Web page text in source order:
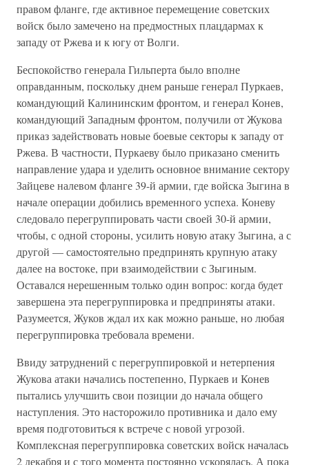
правом фланге, где активное перемещение советских
войск было замечено на предмостных плацдармах к
западу от Ржева и к югу от Волги.
Беспокойство генерала Гильперта было вполне
оправданным, поскольку днем раньше генерал Пуркаев,
командующий Калининским фронтом, и генерал Конев,
командующий Западным фронтом, получили от Жукова
приказ задействовать новые боевые секторы к западу от
Ржева. В частности, Пуркаеву было приказано сменить
направление удара и уделить основное внимание сектору
Зайцеве налевом фланге 39-й армии, где войска Зыгина в
начале операции добились временного успеха. Коневу
следовало перегруппировать части своей 30-й армии,
чтобы, с одной стороны, усилить новую атаку Зыгина, а с
другой — самостоятельно предпринять крупную атаку
далее на востоке, при взаимодействии с Зыгиным.
Оставался нерешенным только один вопрос: когда будет
завершена эта перегруппировка и предприняты атаки.
Разумеется, Жуков ждал их как можно раньше, но любая
перегруппировка требовала времени.
Ввиду затруднений с перегруппировкой и нетерпения
Жукова атаки начались постепенно, Пуркаев и Конев
пытались улучшить свои позиции до начала общего
наступления. Это насторожило противника и дало ему
время подготовиться к встрече с новой угрозой.
Комплексная перегруппировка советских войск началась
2 декабря и с того момента постоянно ускорялась. А пока